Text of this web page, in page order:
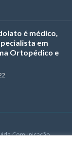
é médico,
em
Ortopédico e
Comunicação.